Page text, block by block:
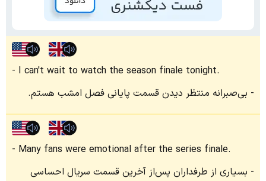
I can't wait to watch the season finale tonight.
بی‌صبرانه منتظر دیدن قسمت پایانی فصل امشب هستم.
Many fans were emotional after the series finale.
بسیاری از طرفداران پس‌از آخرین قسمت سریال احساسی